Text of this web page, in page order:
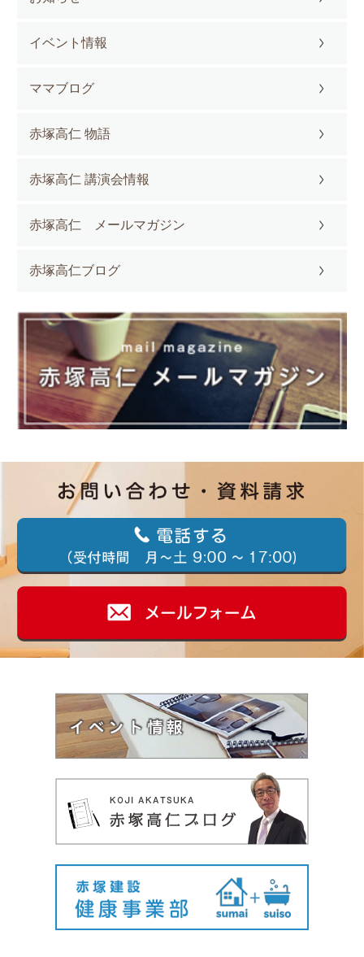
イベント情報
ママブログ
赤塚高仁 物語
赤塚高仁 講演会情報
赤塚高仁 メールマガジン
赤塚高仁ブログ